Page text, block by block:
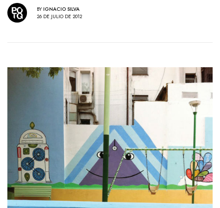
BY IGNACIO SILVA
26 DE JULIO DE 2012